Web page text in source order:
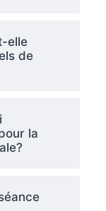
elle
de
la